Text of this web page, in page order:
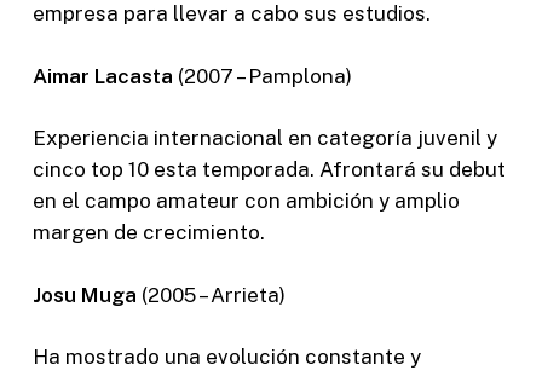
empresa para llevar a cabo sus estudios.
Aimar Lacasta (2007 – Pamplona)
Experiencia internacional en categoría juvenil y
cinco top 10 esta temporada. Afrontará su debut
en el campo amateur con ambición y amplio
margen de crecimiento.
Josu Muga (2005 – Arrieta)
Ha mostrado una evolución constante y